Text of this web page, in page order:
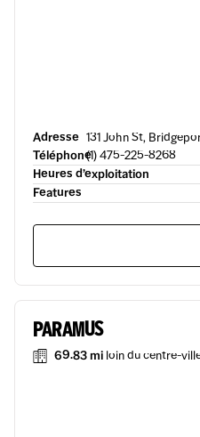
Adresse 131 John St,
Téléphone(1) 475-225-8268
Heures d’exploitation
Features
PARAMUS
69.83 mi loin du centre-